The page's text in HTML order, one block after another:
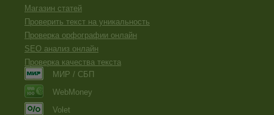
Магазин статей
Проверить текст на уникальность
Проверка орфографии онлайн
SEO анализ онлайн
Проверка качества текста
МИР / СБП
WebMoney
Volet